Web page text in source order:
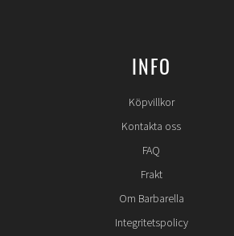
INFO
Köpvillkor
Kontakta oss
FAQ
Frakt
Om Barbarella
Integritetspolicy